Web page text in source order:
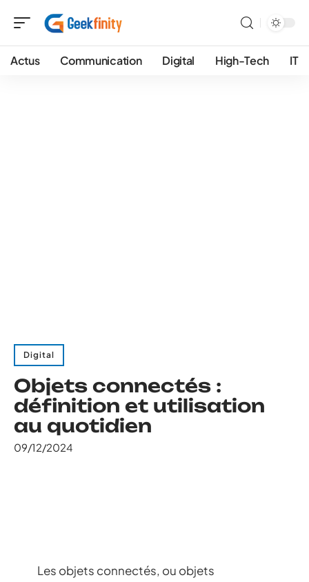
Actus Communication Digital High-Tech IT
Digital
Objets connectés :
définition et utilisation
au quotidien
09/12/2024
Les objets connectés, ou objets